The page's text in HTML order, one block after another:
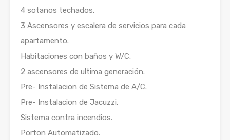
4 sotanos techados.
3 Ascensores y escalera de servicios para cada
apartamento.
Habitaciones con baños y W/C.
2 ascensores de ultima generación.
Pre- Instalacion de Sistema de A/C.
Pre- Instalacion de Jacuzzi.
Sistema contra incendios.
Porton Automatizado.